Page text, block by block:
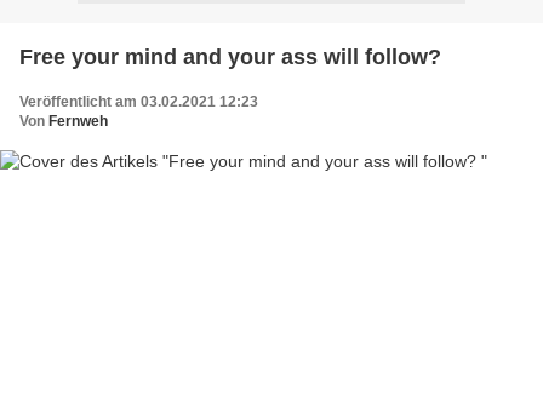
Free your mind and your ass will follow?
Veröffentlicht am 03.02.2021 12:23
Von Fernweh